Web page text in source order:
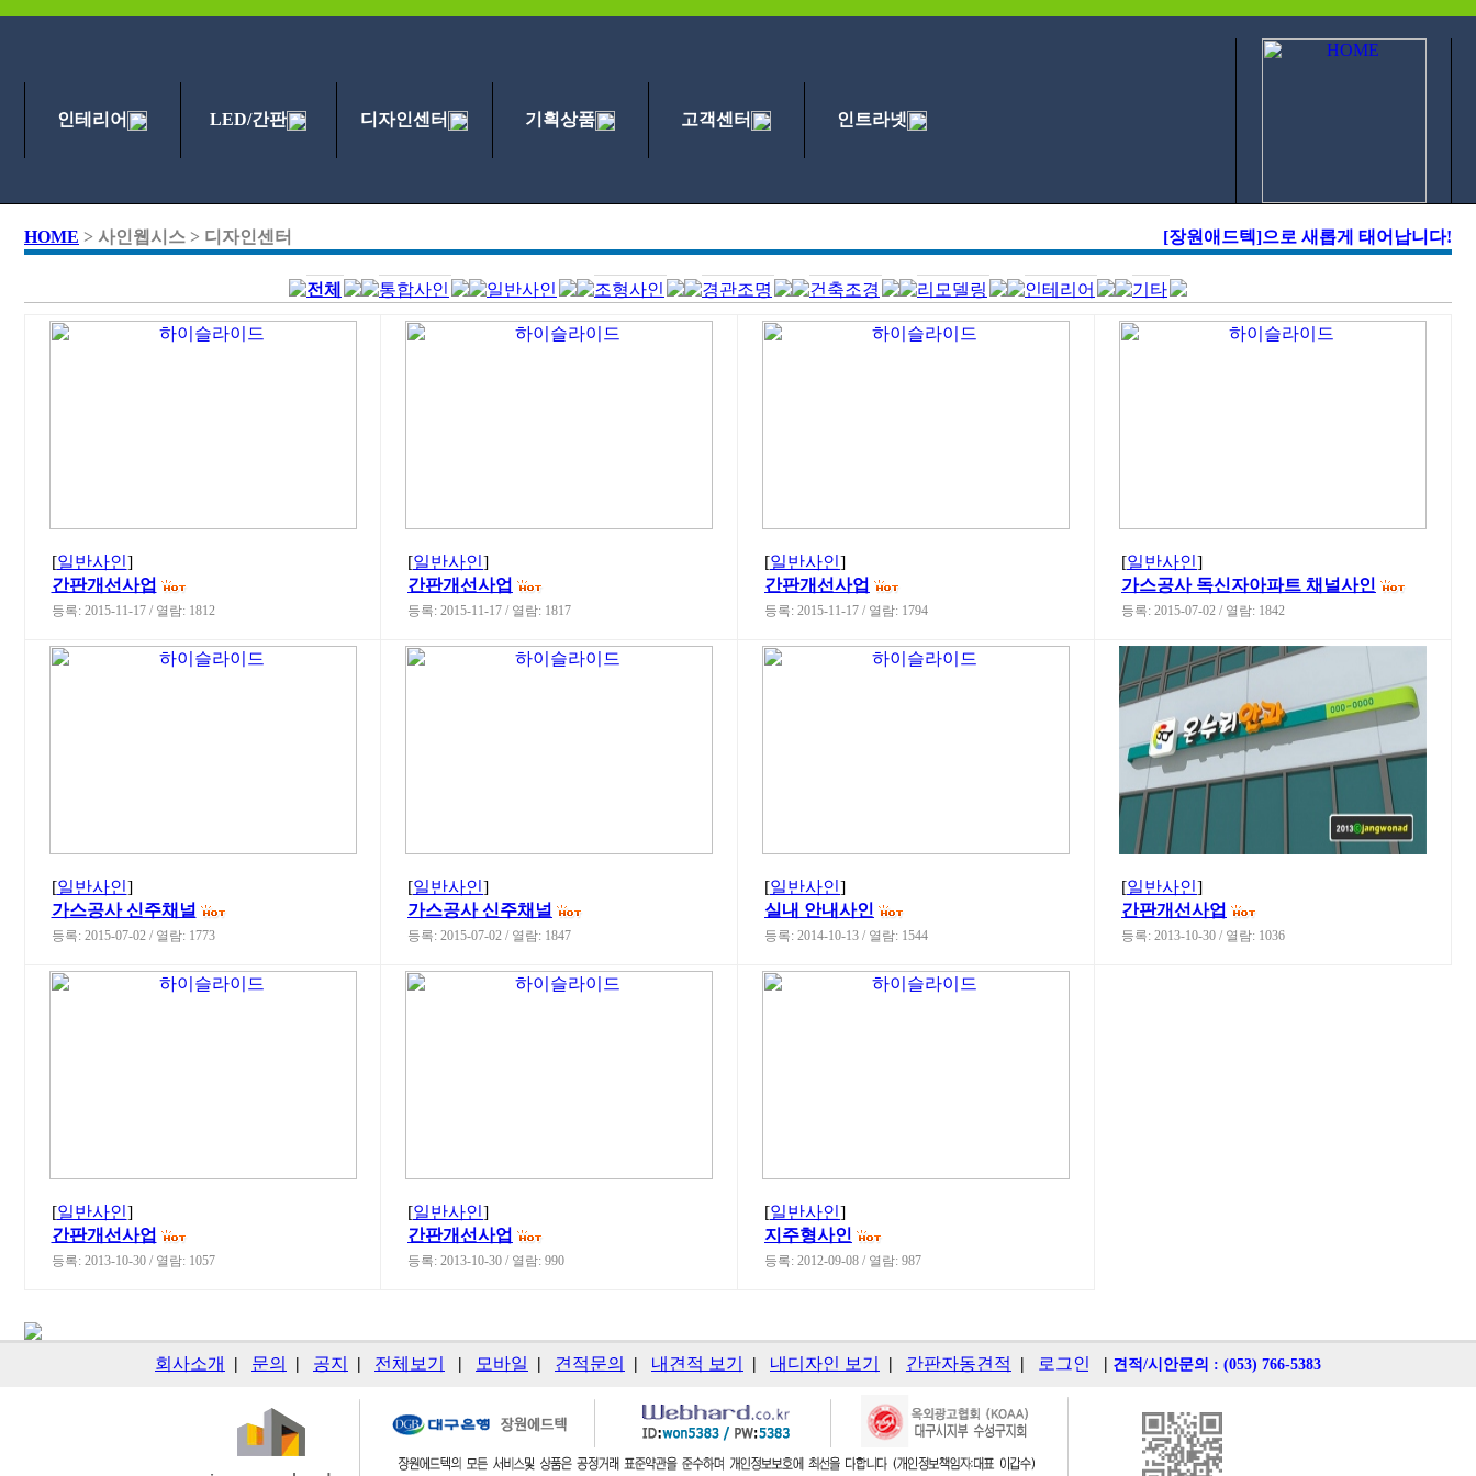
인테리어 LED/간판 디자인센터 기획상품 고객센터 인트라넷
HOME > 사인웹시스 > 디자인센터 [장원애드텍]으로 새롭게 태어납니다!
전체 통합사인 일반사인 조형사인 경관조명 건축조경 리모델링 인테리어 기타
[일반사인]
간판개선사업
등록: 2015-11-17 / 열람: 1812
[일반사인]
간판개선사업
등록: 2015-11-17 / 열람: 1817
[일반사인]
간판개선사업
등록: 2015-11-17 / 열람: 1794
[일반사인]
가스공사 독신자아파트 채널사인
등록: 2015-07-02 / 열람: 1842
[일반사인]
가스공사 신주채널
등록: 2015-07-02 / 열람: 1773
[일반사인]
가스공사 신주채널
등록: 2015-07-02 / 열람: 1847
[일반사인]
실내 안내사인
등록: 2014-10-13 / 열람: 1544
[일반사인]
간판개선사업
등록: 2013-10-30 / 열람: 1036
[일반사인]
간판개선사업
등록: 2013-10-30 / 열람: 1057
[일반사인]
간판개선사업
등록: 2013-10-30 / 열람: 990
[일반사인]
지주형사인
등록: 2012-09-08 / 열람: 987
회사소개 | 문의 | 공지 | 전체보기 | 모바일 | 견적문의 | 내견적 보기 | 내디자인 보기 | 간판자동견적 | 로그인 | 견적/시안문의 : (053) 766-5383